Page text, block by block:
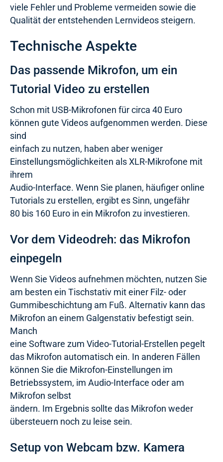
viele Fehler und Probleme vermeiden sowie die
Qualität der entstehenden Lernvideos steigern.
Technische Aspekte
Das passende Mikrofon, um ein
Tutorial Video zu erstellen
Schon mit USB-Mikrofonen für circa 40 Euro
können gute Videos aufgenommen werden. Diese
sind
einfach zu nutzen, haben aber weniger
Einstellungsmöglichkeiten als XLR-Mikrofone mit
ihrem
Audio-Interface. Wenn Sie planen, häufiger online
Tutorials zu erstellen, ergibt es Sinn, ungefähr
80 bis 160 Euro in ein Mikrofon zu investieren.
Vor dem Videodreh: das Mikrofon
einpegeln
Wenn Sie Videos aufnehmen möchten, nutzen Sie
am besten ein Tischstativ mit einer Filz- oder
Gummibeschichtung am Fuß. Alternativ kann das
Mikrofon an einem Galgenstativ befestigt sein.
Manch
eine Software zum Video-Tutorial-Erstellen pegelt
das Mikrofon automatisch ein. In anderen Fällen
können Sie die Mikrofon-Einstellungen im
Betriebssystem, im Audio-Interface oder am
Mikrofon selbst
ändern. Im Ergebnis sollte das Mikrofon weder
übersteuern noch zu leise sein.
Setup von Webcam bzw. Kamera